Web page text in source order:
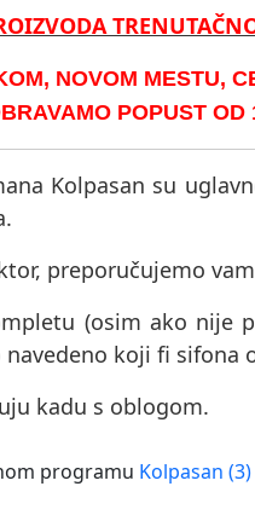
NOVOM MESTU,
POPUST OD
Kolpasan su
preporučujemo
(osim ako nije
koji fi sifona
kadu s oblogom.
programu Kolpasan